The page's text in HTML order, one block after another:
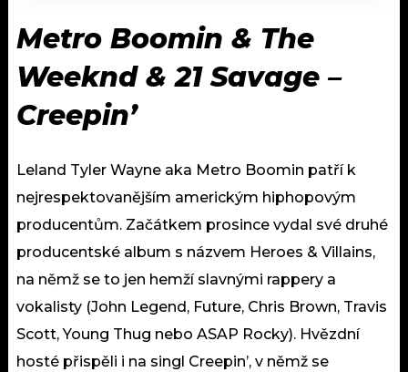
Metro Boomin & The
Weeknd & 21 Savage –
Creepin’
Leland Tyler Wayne aka Metro Boomin patří k
nejrespektovanějším americkým hiphopovým
producentům. Začátkem prosince vydal své druhé
producentské album s názvem Heroes & Villains,
na němž se to jen hemží slavnými rappery a
vokalisty (John Legend, Future, Chris Brown, Travis
Scott, Young Thug nebo ASAP Rocky). Hvězdní
hosté přispěli i na singl Creepin’, v němž se